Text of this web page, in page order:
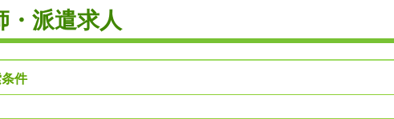
・派遣求人
件